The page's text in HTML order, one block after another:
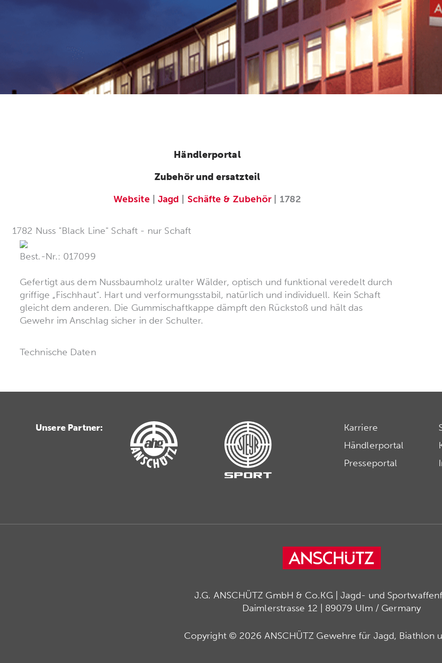
Händlerportal
Zubehör und ersatzteil
Website | Jagd | Schäfte & Zubehör| 1782
1782 Nuss "Black Line" Schaft - nur Schaft
Best.-Nr.: 017099
Gefertigt aus dem Nussbaumholz uralter Wälder, optisch und funktional veredelt durch
griffige „Fischhaut“. Hart und verformungsstabil, natürlich und individuell. Kein Schaft
gleicht dem anderen. Die Gummischaftkappe dämpft den Rückstoß und hält das
Gewehr im Anschlag sicher in der Schulter.
Technische Daten
Unsere Partner:
Karriere
Händlerportal
Presseportal
J.G. ANSCHÜTZ GmbH & Co.KG | Jagd- und
Daimlerstrasse 12 | 89079 Ulm / Germany
Copyright © 2026 ANSCHÜTZ Gewehre für Jagd, Biathlon